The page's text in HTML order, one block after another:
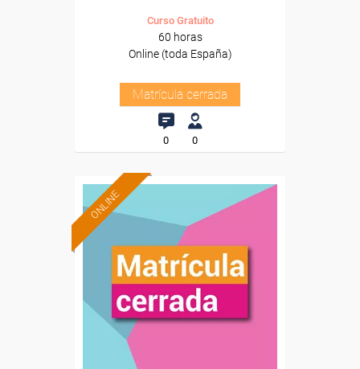
Curso Gratuito
60 horas
Online (toda España)
Matrícula cerrada
0 0
ONLINE